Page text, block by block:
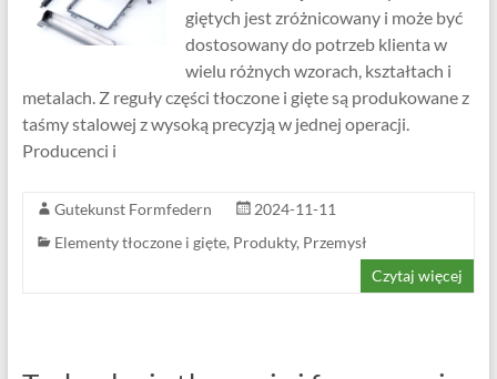
giętych jest zróżnicowany i może być
dostosowany do potrzeb klienta w
wielu różnych wzorach, kształtach i
metalach. Z reguły części tłoczone i gięte są produkowane z
taśmy stalowej z wysoką precyzją w jednej operacji.
Producenci i
Gutekunst Formfedern
2024-11-11
Elementy tłoczone i gięte, Produkty, Przemysł
Czytaj więcej